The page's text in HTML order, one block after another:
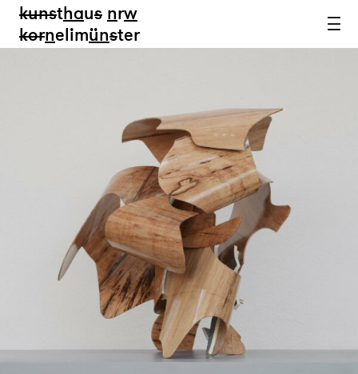
kunsthaus nrw
kornelimünster